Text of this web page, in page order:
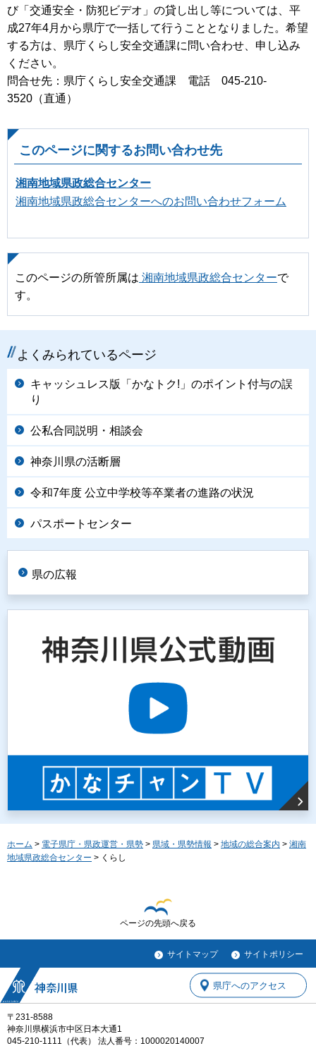
び「交通安全・防犯ビデオ」の貸し出し等については、平
成27年4月から県庁で一括して行うこととなりました。希望
する方は、県庁くらし安全交通課に問い合わせ、申し込み
ください。
問合せ先：県庁くらし安全交通課 電話 045-210-
3520（直通）
このページに関するお問い合わせ先
湘南地域県政総合センター
湘南地域県政総合センターへのお問い合わせフォーム
このページの所管所属は 湘南地域県政総合センターで
す。
よくみられているページ
キャッシュレス版「かなトク!」のポイント付与の誤
り
公私合同説明・相談会
神奈川県の活断層
令和7年度 公立中学校等卒業者の進路の状況
パスポートセンター
県の広報
ホーム > 電子県庁・県政運営・県勢 > 県域・県勢情報 > 地域の総合案内 > 湘南
地域県政総合センター > くらし
ページの先頭へ戻る
サイトマップ サイトポリシー
〒231-8588
神奈川県横浜市中区日本大通1
045-210-1111（代表） 法人番号：1000020140007
県庁へのアクセス